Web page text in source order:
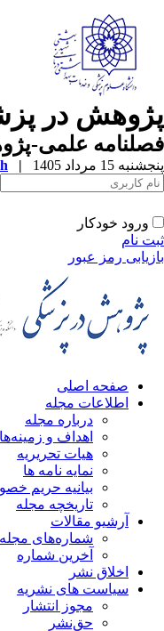
در
علمی-
15 مرداد 1405 |
ورود خودکار
نام
رمز عبور
صفحه اصلی
اطلاعات مجله
درباره مجله
اهداف و زمینه‌ها
هیات تحریریه
نمایه نامه ها
بیانیه حریم
تاریخچه مجله
آرشیو مقالات
شماره‌های مجله
آخرین شماره
اخلاق نشر
سیاست های نشریه
مجوز انتشار
حق‌نشر